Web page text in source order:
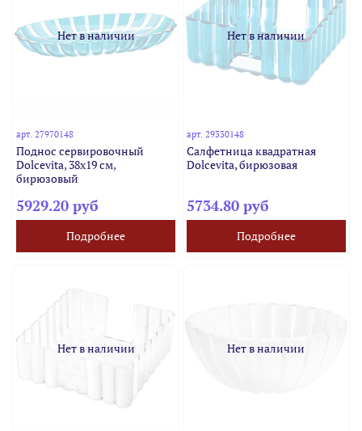
Нет в наличии
арт. 27970148
Поднос сервировочный
Dolcevita, 38х19 см,
бирюзовый
5929.20 руб
Подробнее
Нет в наличии
арт. 29330148
Салфетница квадратная
Dolcevita, бирюзовая
5734.80 руб
Подробнее
Нет в наличии Нет в наличии